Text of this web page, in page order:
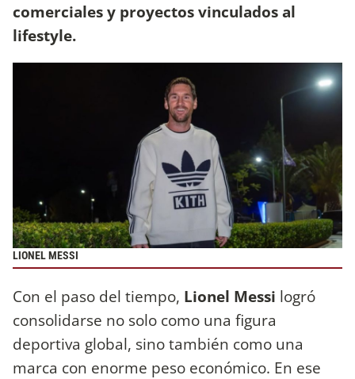
comerciales y proyectos vinculados al
lifestyle.
LIONEL MESSI
Con el paso del tiempo, Lionel Messi logró
consolidarse no solo como una figura
deportiva global, sino también como una
marca con enorme peso económico. En ese